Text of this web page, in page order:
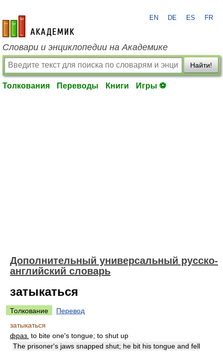
academic.ru
EN DE ES FR
Словари и энциклопедии на Академике
Найти!
Толкования Переводы Книги Игры ⚽
Дополнительный универсальный русско-
английский словарь
затыкаться
Толкование
Перевод
затыкаться
фраз. to bite one's tongue; to shut up
The prisoner's jaws snapped shut; he bit his tongue and fell